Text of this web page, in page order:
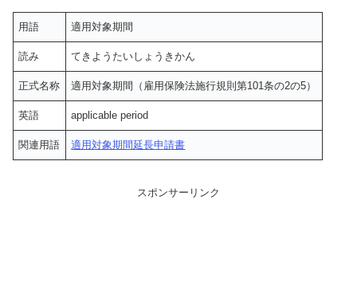
用語 適用対象期間
読み てきようたいしょうきかん
正式名称 適用対象期間（雇用保険法施行規則第101条の2の5）
英語 applicable period
関連用語 適用対象期間延長申請書
スポンサーリンク